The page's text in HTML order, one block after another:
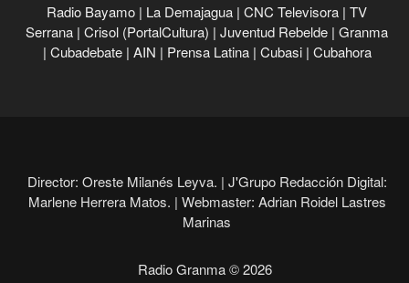
Radio Bayamo | La Demajagua | CNC Televisora | TV
Serrana | Crisol (PortalCultura) | Juventud Rebelde | Granma
| Cubadebate | AIN | Prensa Latina | Cubasi | Cubahora
Director: Oreste Milanés Leyva. | J'Grupo Redacción Digital:
Marlene Herrera Matos. | Webmaster: Adrian Roidel Lastres
Marinas
Radio Granma © 2026